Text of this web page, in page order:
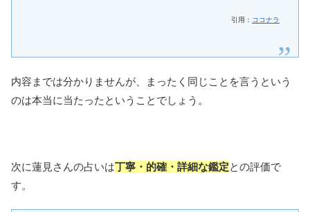
引用： ココナラ
内容までは分かりませんが、まったく同じことを言うという
のは本当に当たったということでしょう。
次に蓮見さんの占いは丁寧・的確・詳細な鑑定との評価で
す。